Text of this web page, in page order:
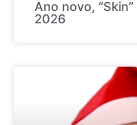
Ano novo,
2026